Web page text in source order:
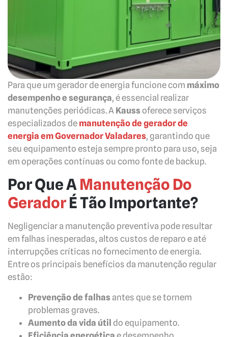
Para que um gerador de energia funcione com máximo
desempenho e segurança, é essencial realizar
manutenções periódicas. A Kaussoferece serviços
especializados de manutenção de gerador de
energia em Governador Valadares, garantindo que
seu equipamento esteja sempre pronto para uso, seja
em operações contínuas ou como fonte de backup.
Por Que AManutenção Do
GeradorÉ Tão Importante?
Negligenciar a manutenção preventiva pode resultar
em falhas inesperadas, altos custos de reparo e até
interrupções críticas no fornecimento de energia.
Entre os principais benefícios da manutenção regular
estão:
Prevenção de falhas antes que se tornem
problemas graves.
Aumento da vida útil do equipamento.